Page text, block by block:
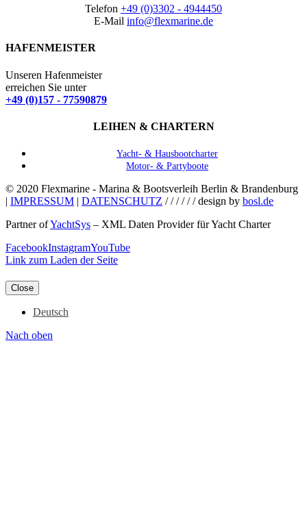
Telefon +49 (0)3302 - 4944450
E-Mail info@flexmarine.de
HAFENMEISTER
Unseren Hafenmeister
erreichen Sie unter
+49 (0)157 - 77590879
LEIHEN & CHARTERN
Yacht- & Hausbootcharter
Motor- & Partyboote
© 2020 Flexmarine - Marina & Bootsverleih Berlin & Brandenburg
| IMPRESSUM | DATENSCHUTZ / / / / / / design by bosl.de
Partner ofYachtSys – XML Daten Provider für Yacht Charter
FacebookInstagramYouTube
Link zum Laden der Seite
Close
Deutsch
Nach oben